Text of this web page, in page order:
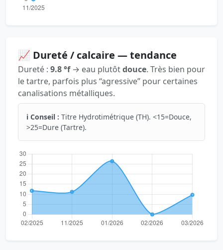
📈 Dureté / calcaire — tendance
Dureté : 9.8 °f→ eau plutôtdouce. Très bien pour
le tartre, parfois plus “agressive” pour certaines
canalisations métalliques.
ℹ️ Conseil : Titre Hydrotimétrique (TH). <15=Douce,
>25=Dure (Tartre).